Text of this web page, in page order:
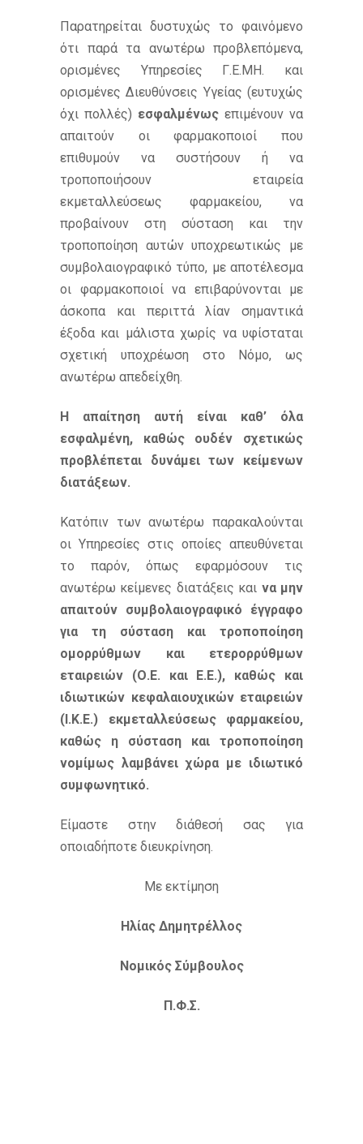
Παρατηρείται δυστυχώς το φαινόμενο
ότι παρά τα ανωτέρω προβλεπόμενα,
ορισμένες Υπηρεσίες Γ.Ε.ΜΗ. και
ορισμένες Διευθύνσεις Υγείας (ευτυχώς
όχι πολλές) εσφαλμένως επιμένουν να
απαιτούν οι φαρμακοποιοί που
επιθυμούν να συστήσουν ή να
τροποποιήσουν εταιρεία
εκμεταλλεύσεως φαρμακείου, να
προβαίνουν στη σύσταση και την
τροποποίηση αυτών υποχρεωτικώς με
συμβολαιογραφικό τύπο, με αποτέλεσμα
οι φαρμακοποιοί να επιβαρύνονται με
άσκοπα και περιττά λίαν σημαντικά
έξοδα και μάλιστα χωρίς να υφίσταται
σχετική υποχρέωση στο Νόμο, ως
ανωτέρω απεδείχθη.
Η απαίτηση αυτή είναι καθ’ όλα
εσφαλμένη, καθώς ουδέν σχετικώς
προβλέπεται δυνάμει των κείμενων
διατάξεων.
Κατόπιν των ανωτέρω παρακαλούνται
οι Υπηρεσίες στις οποίες απευθύνεται
το παρόν, όπως εφαρμόσουν τις
ανωτέρω κείμενες διατάξεις και να μην
απαιτούν συμβολαιογραφικό έγγραφο
για τη σύσταση και τροποποίηση
ομορρύθμων και ετερορρύθμων
εταιρειών (Ο.Ε. και Ε.Ε.), καθώς και
ιδιωτικών κεφαλαιουχικών εταιρειών
(Ι.Κ.Ε.) εκμεταλλεύσεως φαρμακείου,
καθώς η σύσταση και τροποποίηση
νομίμως λαμβάνει χώρα με ιδιωτικό
συμφωνητικό.
Είμαστε στην διάθεσή σας για
οποιαδήποτε διευκρίνηση.
Με εκτίμηση
Ηλίας Δημητρέλλος
Νομικός Σύμβουλος
Π.Φ.Σ.